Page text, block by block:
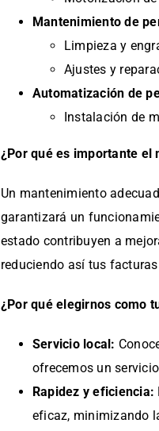
Mantenimiento de
Limpieza y
Ajustes y
Automatización de
Instalación de
¿Por qué es importante el
Un mantenimiento
garantizará un
estado contribuyen a
reduciendo así tus
¿Por qué elegirnos como
Servicio local:
ofrecemos un
Rapidez y eficiencia:
eficaz, minimizando